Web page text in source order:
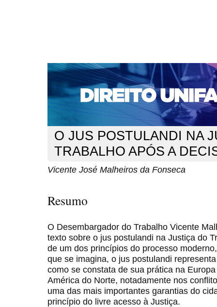
CAPA SOBRE ACESSO CADASTRO
NOTÍCIAS
EDIÇÕES DE Nº 1 A 100 WEBMAIL
Capa>n. 180 (2015) > Malheiros da Fonseca
O JUS POSTULANDI NA
TRABALHO APÓS A
Vicente José Malheiros da Fonseca
Resumo
O Desembargador do Trabalho Vicente
texto sobre o jus postulandi na Justiça do
de um dos princípios do processo
que se imagina, o jus postulandi
como se constata de sua prática na
América do Norte, notadamente nos
uma das mais importantes garantias do
princípio do livre acesso à Justiça.